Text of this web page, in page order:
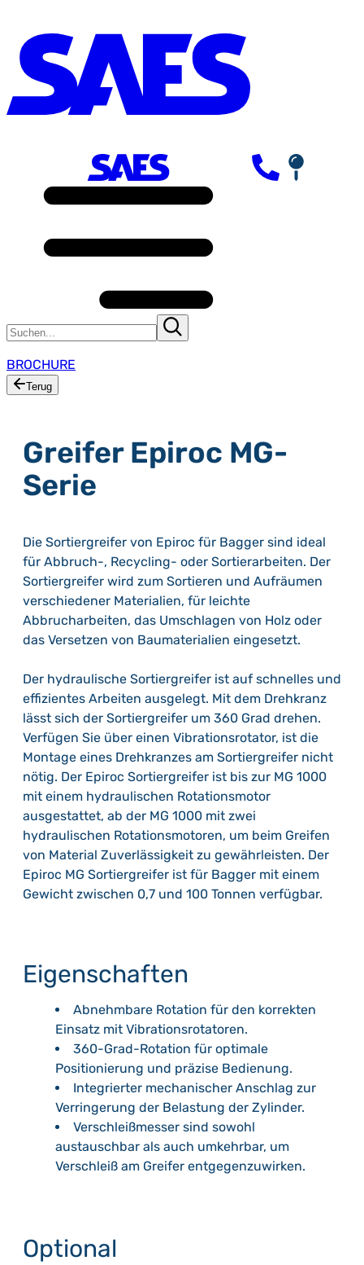
BROCHURE
Terug
Greifer Epiroc MG-
Serie
Die Sortiergreifer von Epiroc für Bagger sind ideal
für Abbruch-, Recycling- oder Sortierarbeiten. Der
Sortiergreifer wird zum Sortieren und Aufräumen
verschiedener Materialien, für leichte
Abbrucharbeiten, das Umschlagen von Holz oder
das Versetzen von Baumaterialien eingesetzt.
Der hydraulische Sortiergreifer ist auf schnelles und
effizientes Arbeiten ausgelegt. Mit dem Drehkranz
lässt sich der Sortiergreifer um 360 Grad drehen.
Verfügen Sie über einen Vibrationsrotator, ist die
Montage eines Drehkranzes am Sortiergreifer nicht
nötig. Der Epiroc Sortiergreifer ist bis zur MG 1000
mit einem hydraulischen Rotationsmotor
ausgestattet, ab der MG 1000 mit zwei
hydraulischen Rotationsmotoren, um beim Greifen
von Material Zuverlässigkeit zu gewährleisten. Der
Epiroc MG Sortiergreifer ist für Bagger mit einem
Gewicht zwischen 0,7 und 100 Tonnen verfügbar.
Eigenschaften
Abnehmbare Rotation für den korrekten
Einsatz mit Vibrationsrotatoren.
360-Grad-Rotation für optimale
Positionierung und präzise Bedienung.
Integrierter mechanischer Anschlag zur
Verringerung der Belastung der Zylinder.
Verschleißmesser sind sowohl
austauschbar als auch umkehrbar, um
Verschleiß am Greifer entgegenzuwirken.
Optional